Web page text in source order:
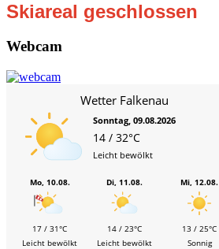
Skiareal geschlossen
Webcam
Wetter Falkenau
Sonntag, 09.08.2026
14 / 32°C
Leicht bewölkt
Mo, 10.08.
17 / 31°C
Leicht bewölkt
Di, 11.08.
14 / 23°C
Leicht bewölkt
Mi, 12.08.
13 / 25°C
Sonnig